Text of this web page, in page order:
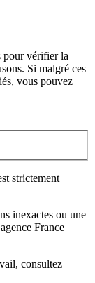
pour vérifier la
Si malgré ces
vous pouvez
strictement
inexactes ou une
France
, consultez